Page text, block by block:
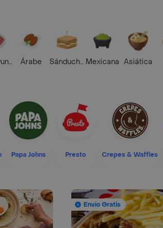
Árabe SánduchesMexicana Asiática
Papa Johns Presto Crepes & Waffles
Envío Gratis